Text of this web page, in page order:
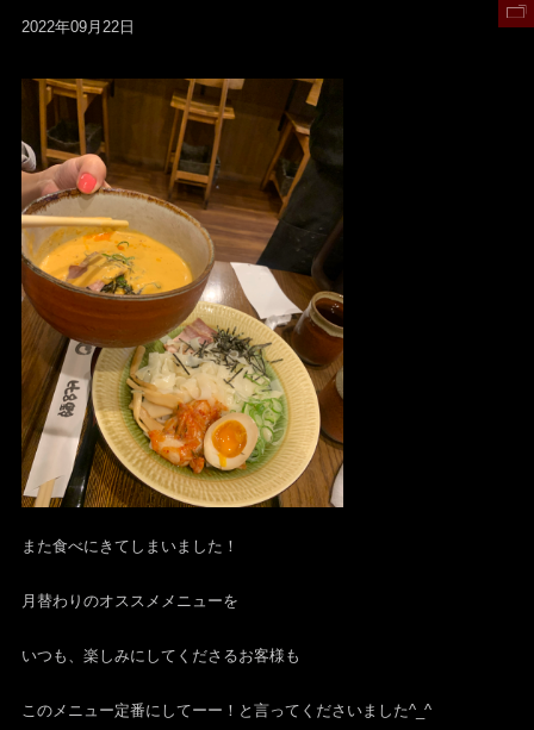
2022年09月22日
また食べにきてしまいました！
月替わりのオススメメニューを
いつも、楽しみにしてくださるお客様も
このメニュー定番にしてーー！と言ってくださいました^_^